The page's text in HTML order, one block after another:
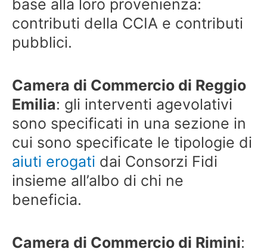
base alla loro provenienza:
contributi della CCIA e contributi
pubblici.
Camera di Commercio di Reggio
Emilia: gli interventi agevolativi
sono specificati in una sezione in
cui sono specificate le tipologie di
aiuti erogati dai Consorzi Fidi
insieme all’albo di chi ne
beneficia.
Camera di Commercio di Rimini: